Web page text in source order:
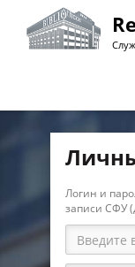
Перейти
основному
Логин и
записи СФУ